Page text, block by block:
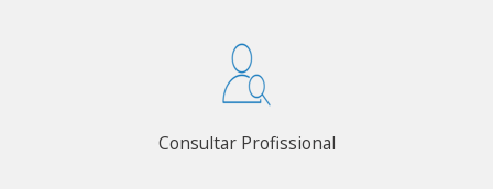
Consultar Profissional